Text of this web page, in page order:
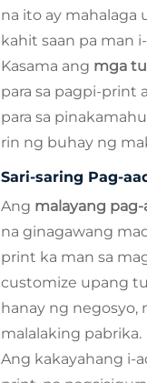
na ito ay
kahit saan pa man
Kasama ang mga
para sa pagpi-print
para sa
rin ng buhay ng
Sari-saring Pag-
Ang malayang
na ginagawang
print ka man sa
customize upang
hanay ng negosyo,
malalaking pabrika.
Ang kakayahang i-